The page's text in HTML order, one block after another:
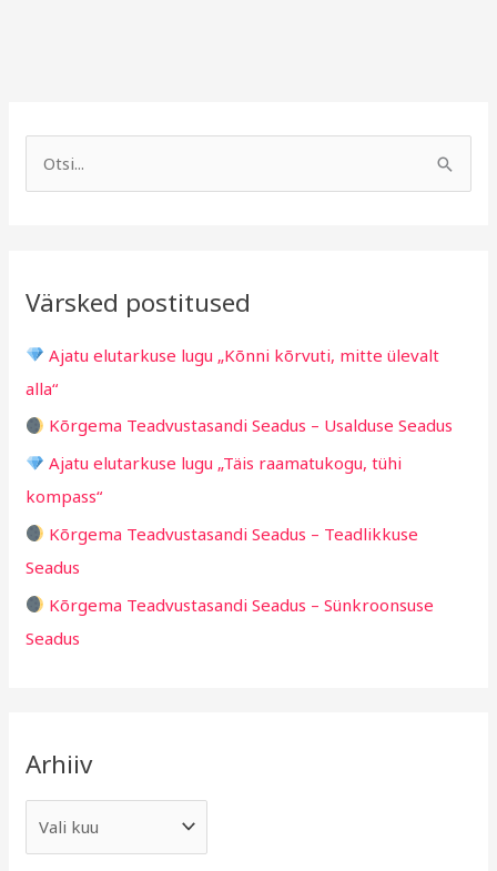
c
o
r
:
Värsked postitused
Ajatu elutarkuse lugu „Kõnni kõrvuti, mitte ülevalt
alla“
Kõrgema Teadvustasandi Seadus – Usalduse Seadus
Ajatu elutarkuse lugu „Täis raamatukogu, tühi
kompass“
Kõrgema Teadvustasandi Seadus – Teadlikkuse
Seadus
Kõrgema Teadvustasandi Seadus – Sünkroonsuse
Seadus
Arhiiv
g
i
d